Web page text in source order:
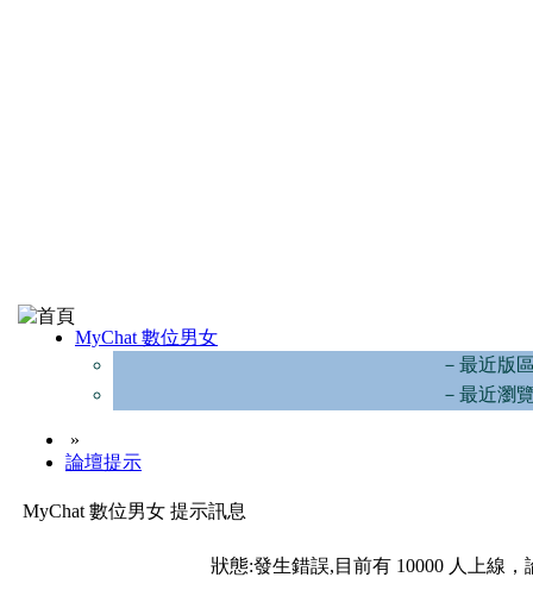
MyChat 數位男女
－最近版
－最近瀏
»
論壇提示
MyChat 數位男女 提示訊息
狀態:發生錯誤,目前有 10000 人上線